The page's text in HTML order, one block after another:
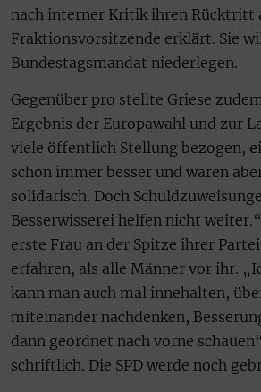
nach interner Kritik ihren Rücktritt
Fraktionsvorsitzende erklärt. Sie
Bundestagsmandat niederlegen.
Gegenüber pro stellte Griese
Ergebnis der Europawahl und zur
viele öffentlich Stellung bezogen,
schon immer besser und waren
solidarisch. Doch
Besserwisserei helfen nicht
erste Frau an der Spitze ihrer
erfahren, als alle Männer vor ihr.
kann man auch mal innehalten,
miteinander nachdenken,
dann geordnet nach vorne
schriftlich. Die SPD werde noch